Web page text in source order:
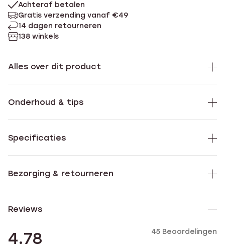
Achteraf betalen
Gratis verzending vanaf €49
14 dagen retourneren
138 winkels
Alles over dit product
Onderhoud & tips
Specificaties
Bezorging & retourneren
Reviews
4.78 45 Beoordelingen